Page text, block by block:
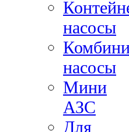
насосы
насосы
Мини
АЗС
Для